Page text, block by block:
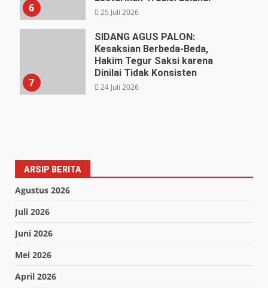
6 25 Juli 2026
7
SIDANG AGUS PALON:
Kesaksian Berbeda-Beda,
Hakim Tegur Saksi karena
Dinilai Tidak Konsisten
24 Juli 2026
ARSIP BERITA
Agustus 2026
Juli 2026
Juni 2026
Mei 2026
April 2026